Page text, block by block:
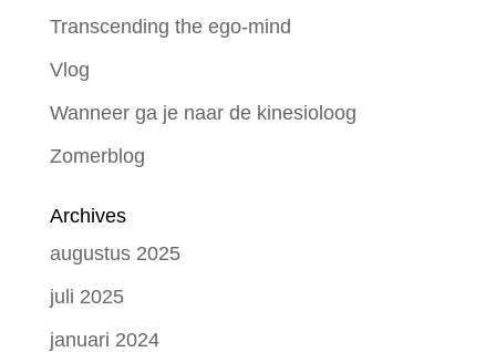
Transcending the ego-mind
Vlog
Wanneer ga je naar de kinesioloog
Zomerblog
Archives
augustus 2025
juli 2025
januari 2024